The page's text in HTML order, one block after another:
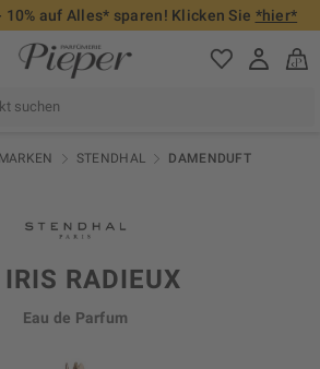
10% auf Alles* sparen! Klicken Sie *hier*
MARKEN STENDHAL DAMENDUFT
RADIEUX
Eau de Parfum